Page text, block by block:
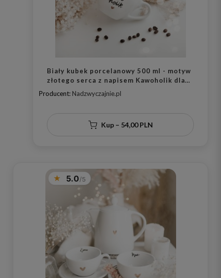
Biały kubek porcelanowy 500 ml - motyw
złotego serca z napisem Kawoholik dla
miłośników kawy na urodziny
Producent: Nadzwyczajnie.pl
Kup – 54,00 PLN
5.0